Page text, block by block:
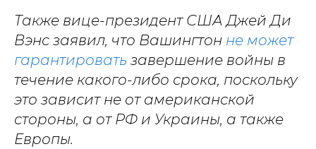
Также вице-президент США Джей Ди
Вэнс заявил, что Вашингтон не может
гарантировать завершение войны в
течение какого-либо срока, поскольку
это зависит не от американской
стороны, а от РФ и Украины, а также
Европы.